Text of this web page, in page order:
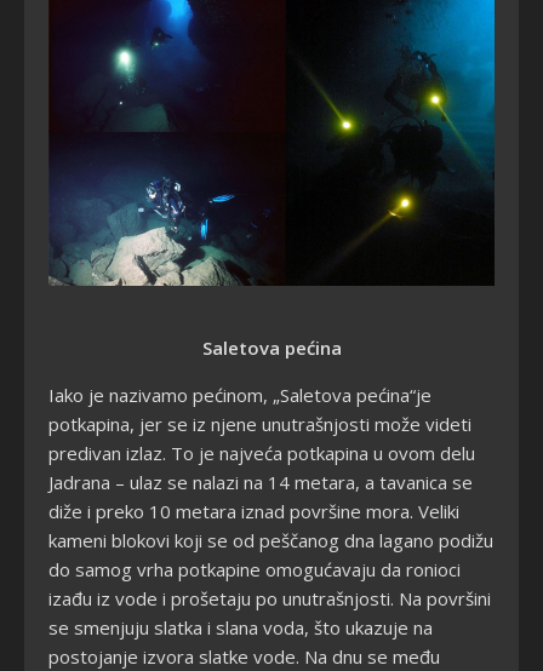
Saletova pećina
Iako je nazivamo pećinom, „Saletova pećina“je
potkapina, jer se iz njene unutrašnjosti može videti
predivan izlaz. To je najveća potkapina u ovom delu
Jadrana – ulaz se nalazi na 14 metara, a tavanica se
diže i preko 10 metara iznad površine mora. Veliki
kameni blokovi koji se od peščanog dna lagano podižu
do samog vrha potkapine omogućavaju da ronioci
izađu iz vode i prošetaju po unutrašnjosti. Na površini
se smenjuju slatka i slana voda, što ukazuje na
postojanje izvora slatke vode. Na dnu se među